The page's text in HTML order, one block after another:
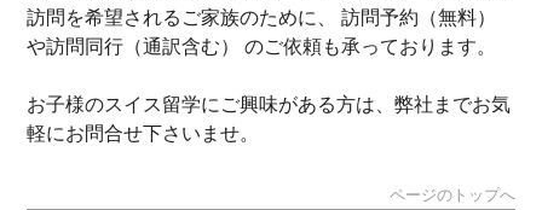
訪問を希望されるご家族のために、 訪問予約（無料）
や訪問同行（通訳含む） のご依頼も承っております。
お子様のスイス留学にご興味がある方は、弊社までお気
軽にお問合せ下さいませ。
ページのトップへ